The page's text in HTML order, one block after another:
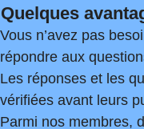
Quelques
Vous n’avez pas
répondre aux
Les réponses et les
vérifiées avant leurs
Parmi nos membres,